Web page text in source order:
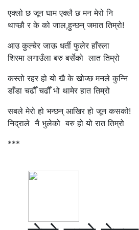
एक्लो छ जून घाम एक्लै छ मन मेरो नि
थाप्छौ र के को जाल,हुन्छन् जमात तिम्रो!
आउ कुल्चेर जाऊ धर्ती फुलेर हाँस्ला
शिरमा लगाउँला बरु बर्सेको लात तिम्रो
कस्तो रहर हो यो खै के खोज्छ मनले कुन्नि
डाँडा चढौँ चढौँ भो थामेर हात तिम्रो
सबले मेरो हो भन्छन् आखिर हो जून कसको!
निद्राले नै भुलेको बरु हो यो रात तिम्रो
***